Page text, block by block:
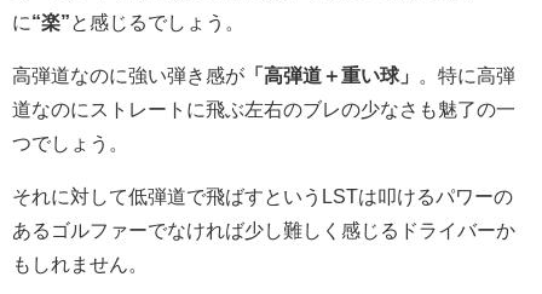
に“楽”と感じるでしょう。
高弾道なのに強い弾き感が 「高弾道＋重い球」
。特に高弾
道なのにストレートに飛ぶ左右のブレの少なさも魅了の一
つでしょう。
それに対して低弾道で飛ばすというLSTは叩けるパワーの
あるゴルファーでなければ少し難しく感じるドライバーか
もしれません。